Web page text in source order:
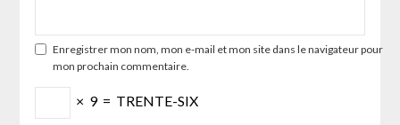
Enregistrer mon nom, mon e-mail et mon site dans le navigateur pour
mon prochain commentaire.
× 9 = TRENTE-SIX